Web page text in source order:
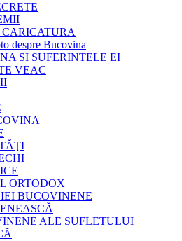
despre Bucovina
SI SUFERINTELE EI
VEAC
ORTODOX
BUCOVINENE
ALE SUFLETULUI